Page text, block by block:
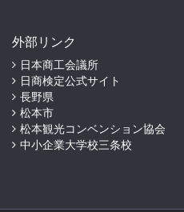
外部リンク
日本商工会議所
日商検定公式サイト
長野県
松本市
松本観光コンベンション協会
中小企業大学校三条校